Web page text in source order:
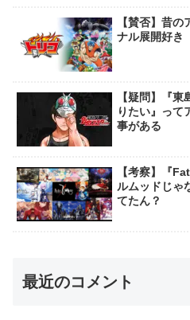
【賛否】昔
ナル展開好き
【疑問】『
りたい』って
事がある
【考察】『
ルムッドじゃ
てたん？
最近のコメント